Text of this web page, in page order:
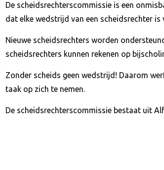
De scheidsrechterscommissie is een
dat elke wedstrijd van een scheidsrechter is
Nieuwe scheidsrechters worden
scheidsrechters kunnen rekenen op
Zonder scheids geen wedstrijd! Daarom
taak op zich te nemen.
De scheidsrechterscommissie bestaat uit